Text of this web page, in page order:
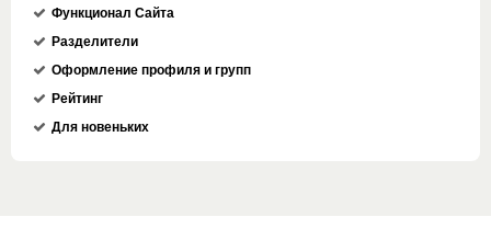
Функционал Сайта
Разделители
Оформление профиля и групп
Рейтинг
Для новеньких